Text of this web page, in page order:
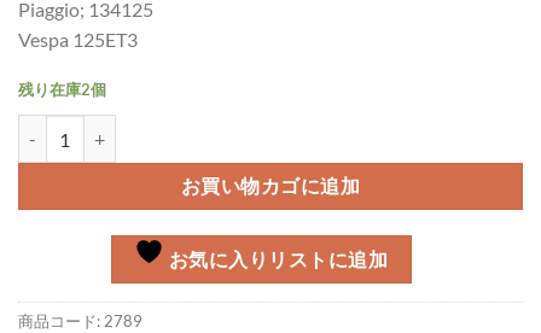
Piaggio; 134125
Vespa 125ET3
残り在庫2個
お買い物カゴに追加
お気に入りリストに追加
商品コード:2789